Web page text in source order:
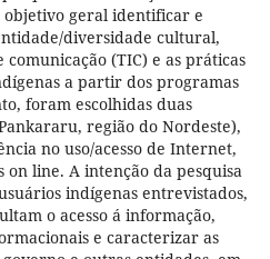
geral identificar e
diversidade cultural,
(TIC) e as práticas
a partir dos programas
foram escolhidas duas
região do Nordeste),
no uso/acesso de Internet,
line. A intenção da pesquisa
indígenas entrevistados,
o acesso á informação,
e caracterizar as